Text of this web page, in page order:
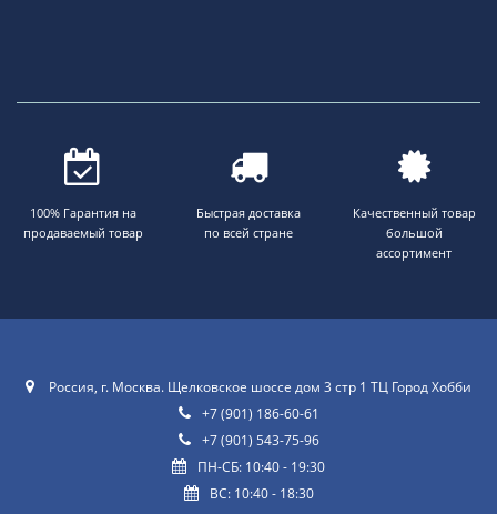
100% Гарантия на
продаваемый товар
Быстрая доставка
по всей стране
Качественный товар
большой
ассортимент
Россия, г. Москва. Щелковское шоссе дом 3 стр 1 ТЦ Город Хобби
+7 (901) 186-60-61
+7 (901) 543-75-96
ПН-СБ: 10:40 - 19:30
ВС: 10:40 - 18:30